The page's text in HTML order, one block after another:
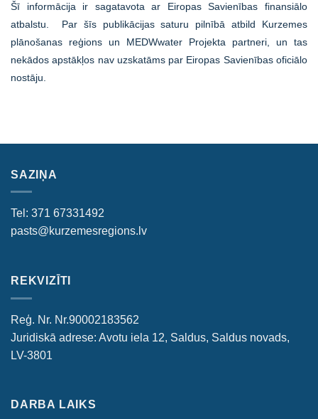
Šī informācija ir sagatavota ar Eiropas Savienības finansiālo
atbalstu. Par šīs publikācijas saturu pilnībā atbild Kurzemes
plānošanas reģions un MEDWwater Projekta partneri, un tas
nekādos apstākļos nav uzskatāms par Eiropas Savienības oficiālo
nostāju.
SAZIŅA
Tel: 371 67331492
pasts@kurzemesregions.lv
REKVIZĪTI
Reģ. Nr. Nr.90002183562
Juridiskā adrese: Avotu iela 12, Saldus, Saldus novads,
LV-3801
DARBA LAIKS